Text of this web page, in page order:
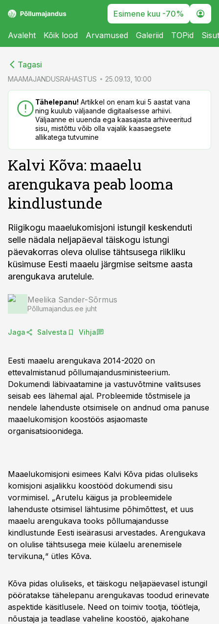
Esimene kuu -70%
Avaleht Kõik lood Arvamused Galeriid TOPid
Tagasi
MAAMAJANDUSRAHASTUS 25.09.13, 10:00
Tähelepanu! Artikkel on enam kui 5 aastat vana
ning kuulub väljaande digitaalsesse arhiivi.
Väljaanne ei uuenda ega kaasajasta arhiveeritud
sisu, mistõttu võib olla vajalik kaasaegsete
allikatega tutvumine
Kalvi Kõva: maaelu
arengukava peab looma
kindlustunde
Riigikogu maaelukomisjoni istungil keskenduti
selle nädala neljapäeval täiskogu istungi
päevakorras oleva olulise tähtsusega riikliku
küsimuse Eesti maaelu järgmise seitsme aasta
arengukava arutelule.
Meelika Sander-Sõrmus
Põllumajandus.ee juht
Jaga Salvesta Vihja
Eesti maaelu arengukava 2014-2020 on
ettevalmistanud põllumajandusministeerium.
Dokumendi läbivaatamine ja vastuvõtmine valitsuses
seisab ees lähemal ajal. Probleemide tõstmisele ja
nendele lahenduste otsimisele on andnud oma panuse
maaelukomisjon koostöös asjaomaste
organisatsioonidega.
Maaelukomisjoni esimees Kalvi Kõva pidas oluliseks
komisjoni asjalikku koostööd dokumendi sisu
vormimisel. „Arutelu käigus ja probleemidele
lahenduste otsimisel lähtusime põhimõttest, et uus
maaelu arengukava tooks põllumajandusse
kindlustunde Eesti iseärasusi arvestades. Arengukava
on olulise tähtsusega meie külaelu arenemisele
tervikuna,“ ütles Kõva.
Kõva pidas oluliseks, et täiskogu neljapäevasel istungil
pööratakse tähelepanu arengukavas toodud erinevate
aspektide käsitlusele. Need on toimiv tootja, töötleja,
nõustaja ja teadlase vaheline koostöö, ajakohane